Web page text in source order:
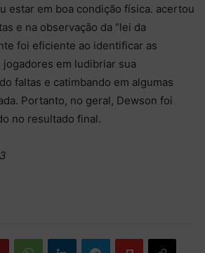
estar em boa condição física. acertou
e na observação da “lei da
foi eficiente ao identificar as
em ludibriar sua
faltas e catimbando em algumas
Portanto, no geral, Dewson foi
no resultado final.